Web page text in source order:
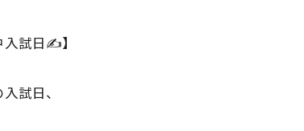
入試日✍️】
入試日、